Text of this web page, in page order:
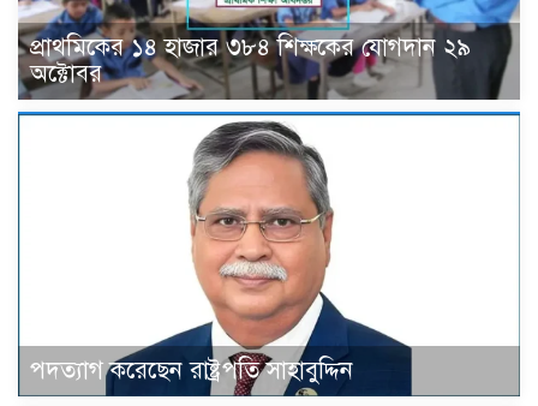
প্রাথমিকের ১৪ হাজার ৩৮৪ শিক্ষকের যোগদান ২৯
অক্টোবর
পদত্যাগ করেছেন রাষ্ট্রপতি সাহাবুদ্দিন